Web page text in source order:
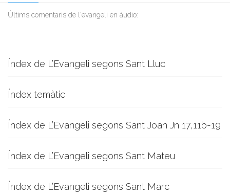
Ùltims comentaris de l'evangeli en àudio:
Índex de L’Evangeli segons Sant Lluc
Índex temàtic
Índex de L’Evangeli segons Sant Joan Jn 17,11b-19
Índex de L’Evangeli segons Sant Mateu
Índex de L’Evangeli segons Sant Marc